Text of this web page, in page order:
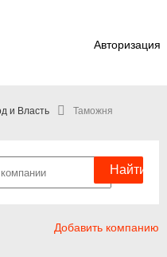
Авторизация
и Власть Таможня
Добавить компанию